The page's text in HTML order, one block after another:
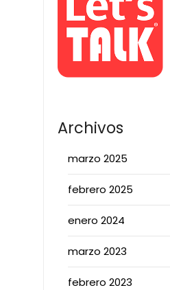
Archivos
marzo 2025
febrero 2025
enero 2024
marzo 2023
febrero 2023